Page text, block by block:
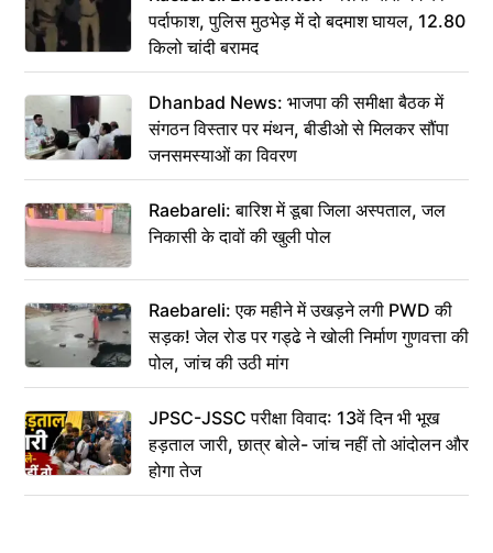
पर्दाफाश, पुलिस मुठभेड़ में दो बदमाश घायल, 12.80
किलो चांदी बरामद
Dhanbad News: भाजपा की समीक्षा बैठक में
संगठन विस्तार पर मंथन, बीडीओ से मिलकर सौंपा
जनसमस्याओं का विवरण
Raebareli: बारिश में डूबा जिला अस्पताल, जल
निकासी के दावों की खुली पोल
Raebareli: एक महीने में उखड़ने लगी PWD की
सड़क! जेल रोड पर गड्ढे ने खोली निर्माण गुणवत्ता की
पोल, जांच की उठी मांग
JPSC-JSSC परीक्षा विवाद: 13वें दिन भी भूख
हड़ताल जारी, छात्र बोले- जांच नहीं तो आंदोलन और
होगा तेज